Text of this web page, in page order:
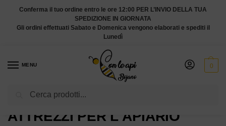
Conferma il tuo ordine entro le ore 12:00 PER L’INVIO DELLA TUA
SPEDIZIONE IN GIORNATA
Gli ordini effettuati Sabato e Domenica vengono elaborati e spediti il
Lunedì
MENU 0
Attrezzi per l'apiario
ATTREZZI PER L'APIARIO